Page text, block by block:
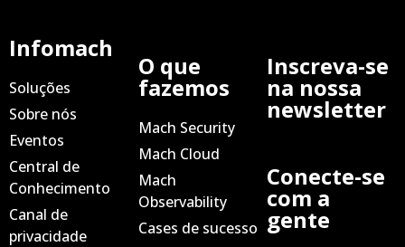
Infomach
Soluções
Sobre nós
Eventos
Central de
Conhecimento
Canal de
privacidade
O que
fazemos
Mach Security
Mach Cloud
Mach
Observability
Cases de sucesso
Inscreva-se
na nossa
newsletter
Conecte-se
com a
gente